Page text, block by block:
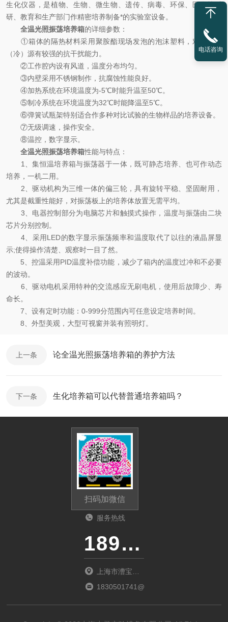
生化仪器，是植物、生物、微生物、遗传、病毒、环保、医学等科
研、教育和生产部门作精密培养制备*的实验室设备。
全温光照振荡培养箱的详细参数：
①箱体的隔热材料采用聚胺酯现场发泡的泡沫塑料，对外来热
（冷）源有较强的抗干扰能力。
②工作腔内设有风道，温度分布均匀。
③内壁采用不锈钢制作，抗腐蚀性能良好。
④加热系统在环境温度为-5℃时能升温至50℃。
⑤制冷系统在环境温度为32℃时能降温至5℃。
⑥弹簧试瓶架特别适合作多种对比试验的生物样品的培养设备。
⑦无级调速，操作安全。
⑧温控，数字显示。
全温光照振荡培养箱性能与特点：
1、集恒温培养箱与振荡器于一体，既可静态培养、也可作动态
培养，一机二用。
2、驱动机构为三维一体的偏三轮，具有旋转平稳、坚固耐用，
尤其是截重性能好，对振荡板上的培养体放置无需平均。
3、电器控制部分为电脑芯片和触摸式操作，温度与振荡由二块
芯片分别控制。
4、采用LED的数字显示振荡频率和温度取代了以往的液晶屏显
示;使得操作清楚、观察时一目了然。
5、控温采用PID温度补偿功能，减少了箱内的温度过冲和不必要
的波动。
6、驱动电机采用特种的交流感应无刷电机，使用后故障少、寿
命长。
7、设有定时功能：0-999分范围内可任意设定培养时间。
8、外型美观，大型可视窗并装有照明灯。
上一条 论全温光照振荡培养箱的养护方法
下一条 生化培养箱可以代替普通培养箱吗？
扫码加微信
服务热线
18917303529
上海市漕宝路
1555号大上海
1830501741@qq.com
电话咨询